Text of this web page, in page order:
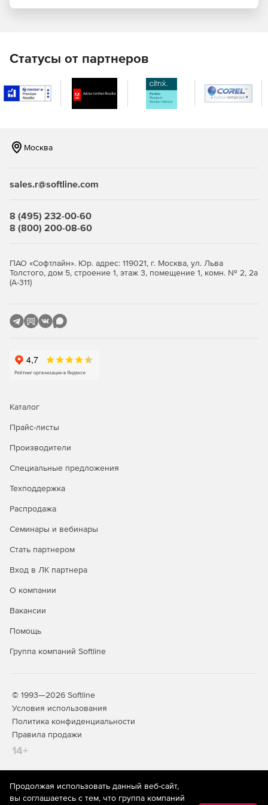
продуктивной работе. Anti-Executable защищает рабочие
станции от этих угроз, блокируя всякую попытку
неавторизованной инсталляции программного
обеспечения.
компьютере. Пиратские программы просто невозможно
Таким образом, Anti-Executable позволяет добиться
полного соответствия нормативно-правовым
регулирующим правилам.
Ключевые характеристики
Автоматическое создание белого списка программ
Централизованное применение белых списков для
ROM, USB-накопители или сетевые диски.
неавторизованной инсталляции программного
обеспечения.
Запрет на удаление или переименование любых
Совместимость:
Anti-Executable поддерживает работу с основными
Поддержка быстрого переключения пользователей.
Автоматическое распознавание специализированных
на их запуск.
Разрешение на создание подпапок в сетевых путях.
Статусы от партнеров
Москва
sales.r@softline.com
8 (495) 232-00-60
8 (800) 200-08-60
ПАО «Софтлайн». Юр. адрес: 119021, г. Москва, ул. Льва
Толстого, дом 5, строение 1, этаж 3, помещение 1, комн. № 2, 2а
(А-311)
Каталог
Прайс-листы
Производители
Специальные предложения
Техподдержка
Распродажа
Семинары и вебинары
Стать партнером
Вход в ЛК партнера
О компании
Вакансии
Помощь
Группа компаний Softline
© 1993—2026 Softline
Условия использования
Политика конфиденциальности
Правила продажи
14+
На информационном ресурсе store.softline.ru применяются
рекомендательные технологии(информационные технологии
Продолжая использовать данный веб-сайт,
вы соглашаетесь с тем, что группа компаний